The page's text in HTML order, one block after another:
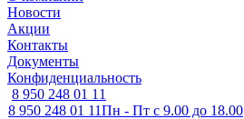
Новости
Акции
Контакты
Документы
Конфиденциальность
8 950 248 01 11
8 950 248 01 11Пн - Пт с 9.00 до 18.00